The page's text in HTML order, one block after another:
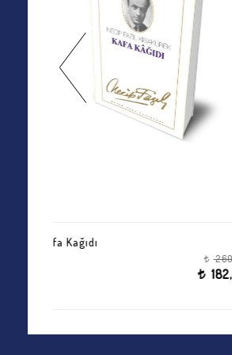
O ve Ben
t